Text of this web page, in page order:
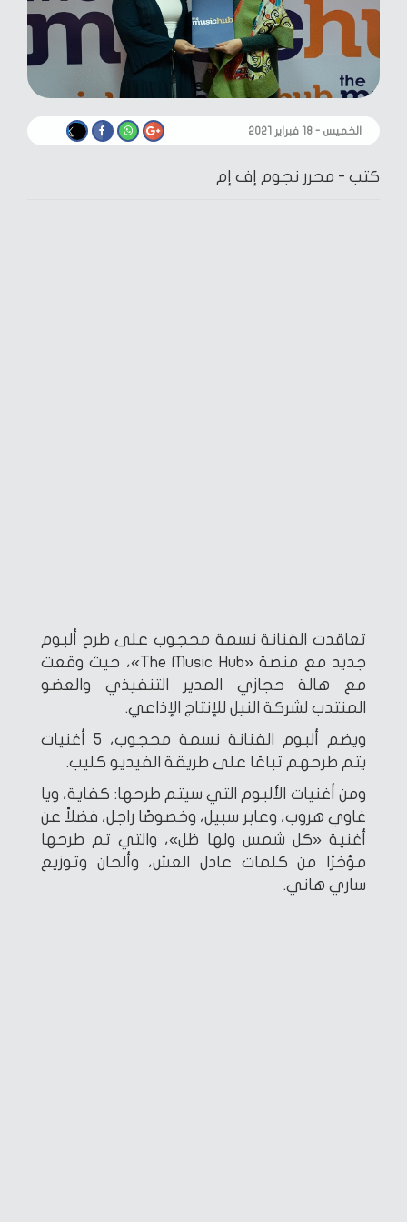
الخميس - ١٨ فبراير ٢٠٢١
كتب - محرر نجوم إف إم
تعاقدت الفنانة نسمة محجوب على طرح ألبوم
جديد مع منصة «The Music Hub»، حيث وقعت
مع هالة حجازي المدير التنفيذي والعضو
المنتدب لشركة النيل للإنتاج الإذاعي.
ويضم ألبوم الفنانة نسمة محجوب، 5 أغنيات
يتم طرحهم تباعًا على طريقة الفيديو كليب.
ومن أغنيات الألبوم التي سيتم طرحها: كفاية، ويا
غاوي هروب، وعابر سبيل، وخصوصًا راجل، فضلاً عن
أغنية «كل شمس ولها ظل»، والتي تم طرحها
مؤخرًا من كلمات عادل العش، وألحان وتوزيع
ساري هاني.